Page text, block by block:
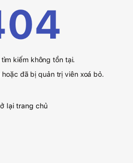
kiếm không tồn tại.
hoặc đã bị quản trị viên xoá bỏ.
lại trang chủ